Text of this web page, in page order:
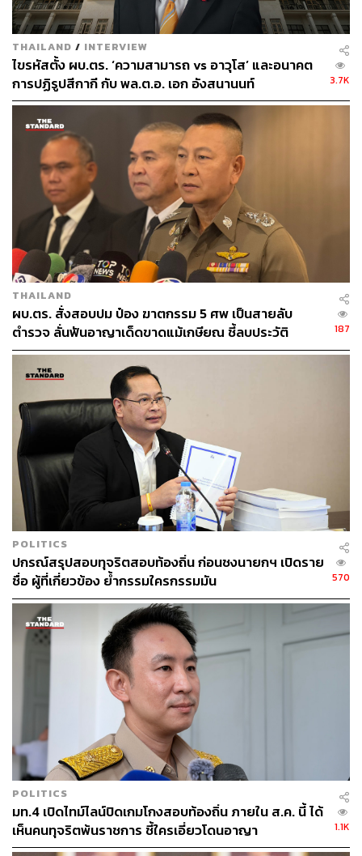
THAILAND / INTERVIEW
ไขรหัสตั้ง ผบ.ตร. ‘ความสามารถ vs อาวุโส’ และอนาคต
การปฏิรูปสีกากี กับ พล.ต.อ. เอก อังสนานนท์
3.7K
THAILAND
ผบ.ตร. สั่งสอบปม ป๋อง ฆาตกรรม 5 ศพ เป็นสายลับ
ตำรวจ ลั่นฟันอาญาเด็ดขาดแม้เกษียณ ชี้ลบประวัติ
อาชญากรเองไม่ได้
187
POLITICS
ปกรณ์สรุปสอบทุจริตสอบท้องถิ่น ก่อนชงนายกฯ เปิดราย
ชื่อ ผู้ที่เกี่ยวข้อง ย้ำกรรมใครกรรมมัน
570
POLITICS
มท.4 เปิดไทม์ไลน์ปิดเกมโกงสอบท้องถิ่น ภายใน ส.ค. นี้ ได้
เห็นคนทุจริตพ้นราชการ ชี้ใครเอี่ยวโดนอาญา
1.1K